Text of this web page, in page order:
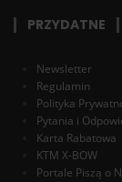
PRZYDATNE
Newsletter
Regulamin
Polityka
Pytania i
Karta Rabatowa
KTM X-BOW
Portale Piszą o